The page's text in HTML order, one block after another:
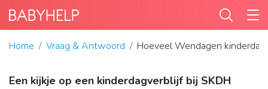
Home Vraag & Antwoord Hoeveel Wendagen
Een kijkje op een kinderdagverblijf bij SKDH